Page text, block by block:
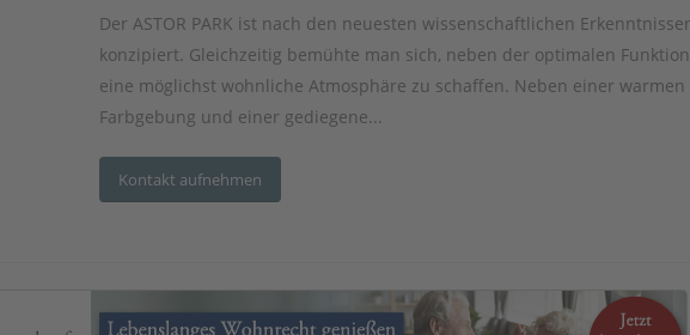
Der ASTOR PARK ist nach den neuesten wissenschaftlichen
konzipiert. Gleichzeitig bemühte man sich, neben der optimalen
eine möglichst wohnliche Atmosphäre zu schaffen. Neben einer warmen
Farbgebung und einer gediegene...
Kontakt aufnehmen